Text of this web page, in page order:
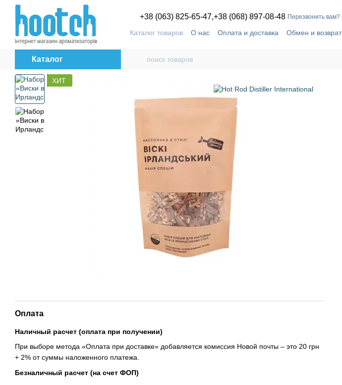
Перейти к основному контенту
+38 (063) 825-65-47,+38 (068) 897-08-48 Перезвонить вам?
Каталог товаров О нас Оплата и доставка Обмен и возврат
Каталог
ХИТ
Оплата
Наличный расчет (оплата при получении)
При выборе метода «Оплата при доставке» добавляется комиссия Новой почты – это 20 грн
+ 2% от суммы наложенного платежа.
Безналичный расчет (на счет ФОП)